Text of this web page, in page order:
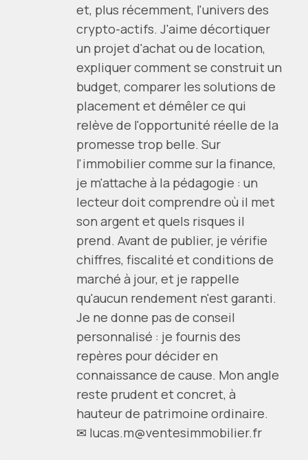
et, plus récemment, l'univers des
crypto-actifs. J'aime décortiquer
un projet d'achat ou de location,
expliquer comment se construit un
budget, comparer les solutions de
placement et démêler ce qui
relève de l'opportunité réelle de la
promesse trop belle. Sur
l'immobilier comme sur la finance,
je m'attache à la pédagogie : un
lecteur doit comprendre où il met
son argent et quels risques il
prend. Avant de publier, je vérifie
chiffres, fiscalité et conditions de
marché à jour, et je rappelle
qu'aucun rendement n'est garanti.
Je ne donne pas de conseil
personnalisé : je fournis des
repères pour décider en
connaissance de cause. Mon angle
reste prudent et concret, à
hauteur de patrimoine ordinaire.
✉ lucas.m@ventesimmobilier.fr